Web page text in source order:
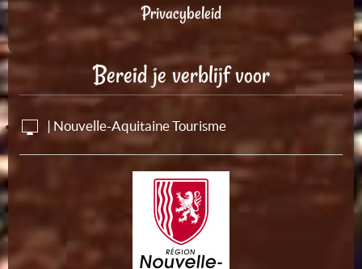
Privacybeleid
Bereid je verblijf voor
| Nouvelle-Aquitaine Tourisme